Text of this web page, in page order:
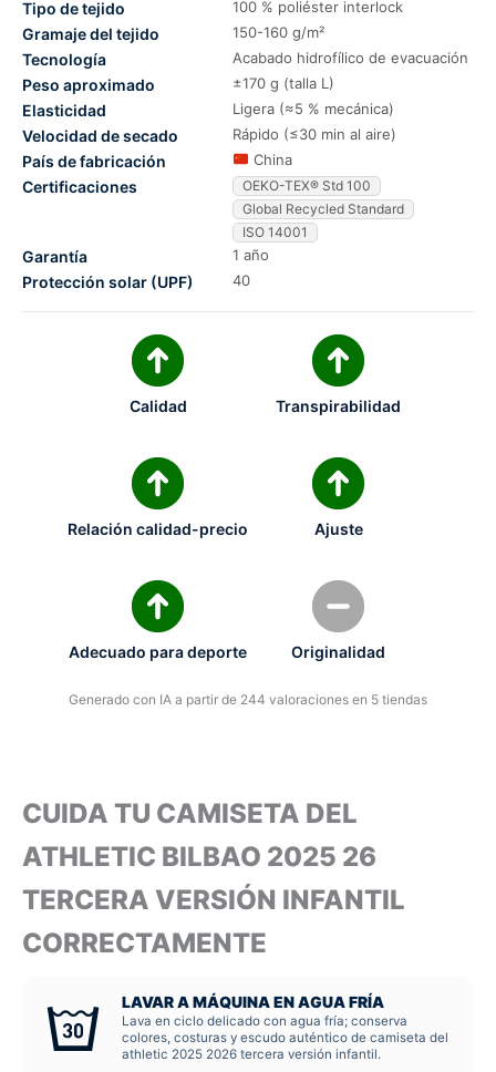
Tipo de tejido 100 % poliéster interlock
Gramaje del tejido 150-160 g/m²
Tecnología Acabado hidrofílico de evacuación
Peso aproximado ±170 g (talla L)
Elasticidad Ligera (≈5 % mecánica)
Velocidad de secado Rápido (≤30 min al aire)
País de fabricación China
Certificaciones
OEKO-TEX® Std 100
Global Recycled Standard
ISO 14001
Garantía 1 año
Protección solar (UPF) 40
Calidad Transpirabilidad
Relación calidad-precio Ajuste
Adecuado para deporte Originalidad
Generado con IA a partir de 244 valoraciones en 5 tiendas
CUIDA TU CAMISETA DEL
ATHLETIC BILBAO 2025 26
TERCERA VERSIÓN INFANTIL
CORRECTAMENTE
LAVAR A MÁQUINA EN AGUA FRÍA
Lava en ciclo delicado con agua fría; conserva
colores, costuras y escudo auténtico de camiseta del
athletic 2025 2026 tercera versión infantil.